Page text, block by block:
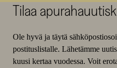
Tilaa
Ole hyvä ja täytä
postituslistalle. Lähetämme
kuusi kertaa vuodessa. Voit